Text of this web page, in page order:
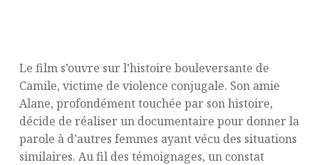
Le film s’ouvre sur l’histoire bouleversante de
Camile, victime de violence conjugale. Son amie
Alane, profondément touchée par son histoire,
décide de réaliser un documentaire pour donner la
parole à d’autres femmes ayant vécu des situations
similaires. Au fil des témoignages, un constat